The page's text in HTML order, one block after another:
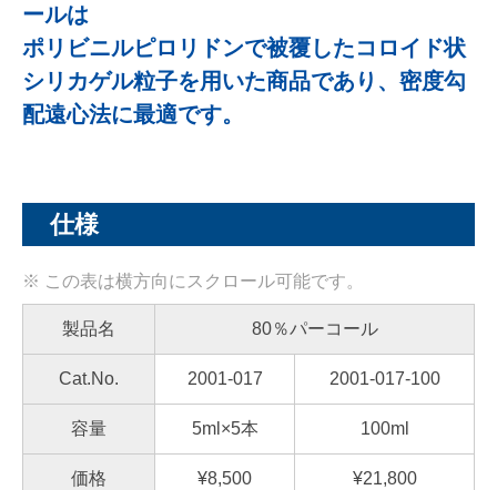
ールは
ポリビニルピロリドンで被覆したコロイド状
シリカゲル粒子を用いた商品であり、密度勾
配遠心法に最適です。
仕様
製品名 80％パーコール
Cat.No. 2001-017 2001-017-100
容量 5ml×5本 100ml
価格 ¥8,500 ¥21,800